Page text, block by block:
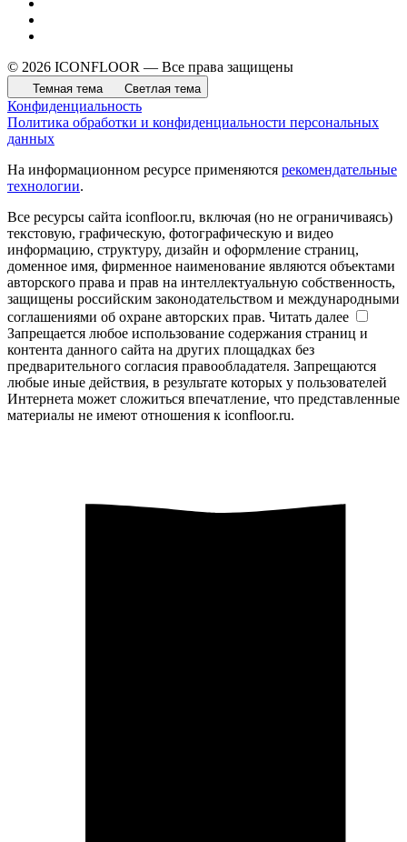
© 2026 ICONFLOOR — Все права защищены
Темная тема Светлая тема
Конфиденциальность
Политика обработки и конфиденциальности персональных
данных
На информационном ресурсе применяются рекомендательные
технологии.
Все ресурсы сайта iconfloor.ru, включая (но не ограничиваясь)
текстовую, графическую, фотографическую и видео
информацию, структуру, дизайн и оформление страниц,
доменное имя, фирменное наименование являются объектами
авторского права и прав на интеллектуальную собственность,
защищены российским законодательством и международными
соглашениями об охране авторских прав. Читать далее
Запрещается любое использование содержания страниц и
контента данного сайта на других площадках без
предварительного согласия правообладателя. Запрещаются
любые иные действия, в результате которых у пользователей
Интернета может сложиться впечатление, что представленные
материалы не имеют отношения к iconfloor.ru.